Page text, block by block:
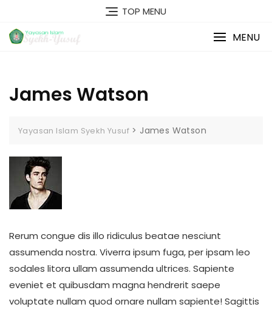
content
TOP MENU
MENU
James Watson
Yayasan Islam Syekh Yusuf > James Watson
Rerum congue dis illo ridiculus beatae nesciunt
assumenda nostra. Viverra ipsum fuga, per ipsam leo
sodales litora ullam assumenda ultrices. Sapiente
eveniet et quibusdam magna hendrerit saepe
voluptate nullam quod ornare nullam sapiente! Sagittis